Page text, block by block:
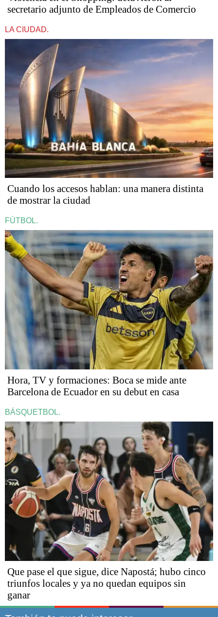
secretario adjunto de Empleados de Comercio
LA CIUDAD.
Cuando los accesos hablan: una manera distinta
de mostrar la ciudad
FÚTBOL.
Hora, TV y formaciones: Boca se mide ante
Barcelona de Ecuador en su debut en casa
BÁSQUETBOL.
Que pase el que sigue, dice Napostá; hubo cinco
triunfos locales y ya no quedan equipos sin
ganar